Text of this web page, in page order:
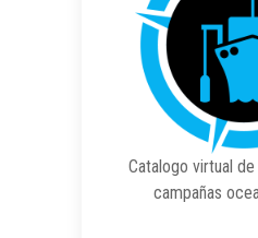
Catalogo virtual
campañas